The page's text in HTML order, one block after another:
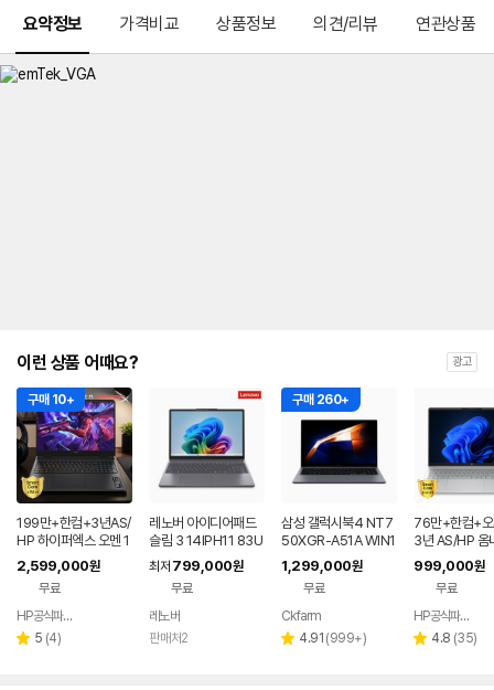
요약정보 가격비교 상품정보 의견/리뷰 연관상품
이런 상품 어때요? 광고
구매 10+
199만+한컴+3년AS/
HP 하이퍼엑스 오멘 1
6 AI7 450 RTX506
0 게이밍 노트북
2,599,000원
무료
HP공식파트너 이텍컴퓨터
별 5 리
(4)
레노버 아이디어패드
슬림 3 14IPH11 83U
Q005LKR 8GB
최저 799,000원
무료
레노버
판매처2
구매 260+
삼성 갤럭시북4 NT7
50XGR-A51A WIN1
1 FPP(버젼UP설치)
업무용 학생용 사무용
노트북 문스톤그레이
1,299,000원
무료
페이
Ckfarm
별 4.91 리
(999+)
76만+한컴+
3년 AS/HP 옴
6인치 사무용
저렴한 대학생
999,000원
무료
HP공식파트너 이텍컴퓨터
별 4.8 리
(35)